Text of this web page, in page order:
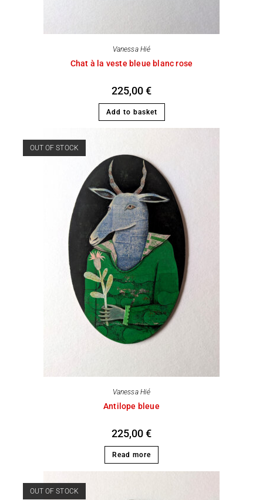
Vanessa Hié
Chat à la veste bleue blanc rose
225,00€
Add to basket
OUT OF STOCK
Vanessa Hié
Antilope bleue
225,00€
Read more
OUT OF STOCK